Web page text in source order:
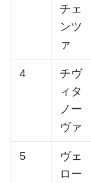
チェ
ンツ
ァ
4
チヴ
ィタ
ノー
ヴァ
5
ヴェ
ロー